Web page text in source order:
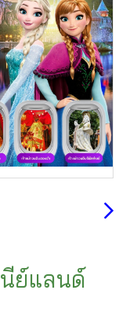
ย์แลนด์